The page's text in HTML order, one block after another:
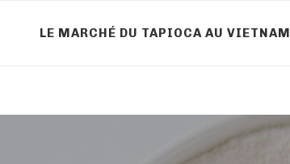
LE MARCHÉ DU TAPIOCA AU VIETNAM